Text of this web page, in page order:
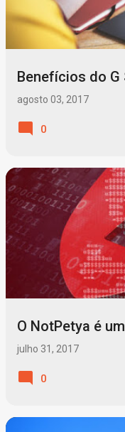
Benefícios do G
agosto 03, 2017
0
O NotPetya é
julho 31, 2017
0